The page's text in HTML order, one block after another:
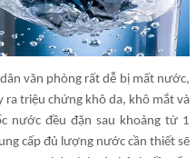
văn phòng rất dễ bị mất nước,
ra triệu chứng khô da, khô mắt và
nước đều đặn sau khoảng từ 1
cấp đủ lượng nước cần thiết sẽ